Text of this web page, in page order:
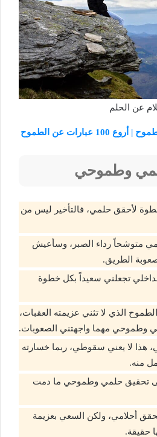
عن الحلم
عبارات عن الطموح
وطموحي
لأحقق حلمي، فالتأخير ليس من
متوشحاً رداء الصبر، وسأعيش
الطريق.
تجعلني سعيداً بكل خطوة
الذي لا تثني عزيمته العقبات،
وطموحي مهما واجهتني الصعوبات.
هذا لا يعني سقوطي، ربما خسارته
منه.
تحقيق حلمي وطموحي ما دمت
أحلامي، ولكن السعي بعزيمة
حقيقة.